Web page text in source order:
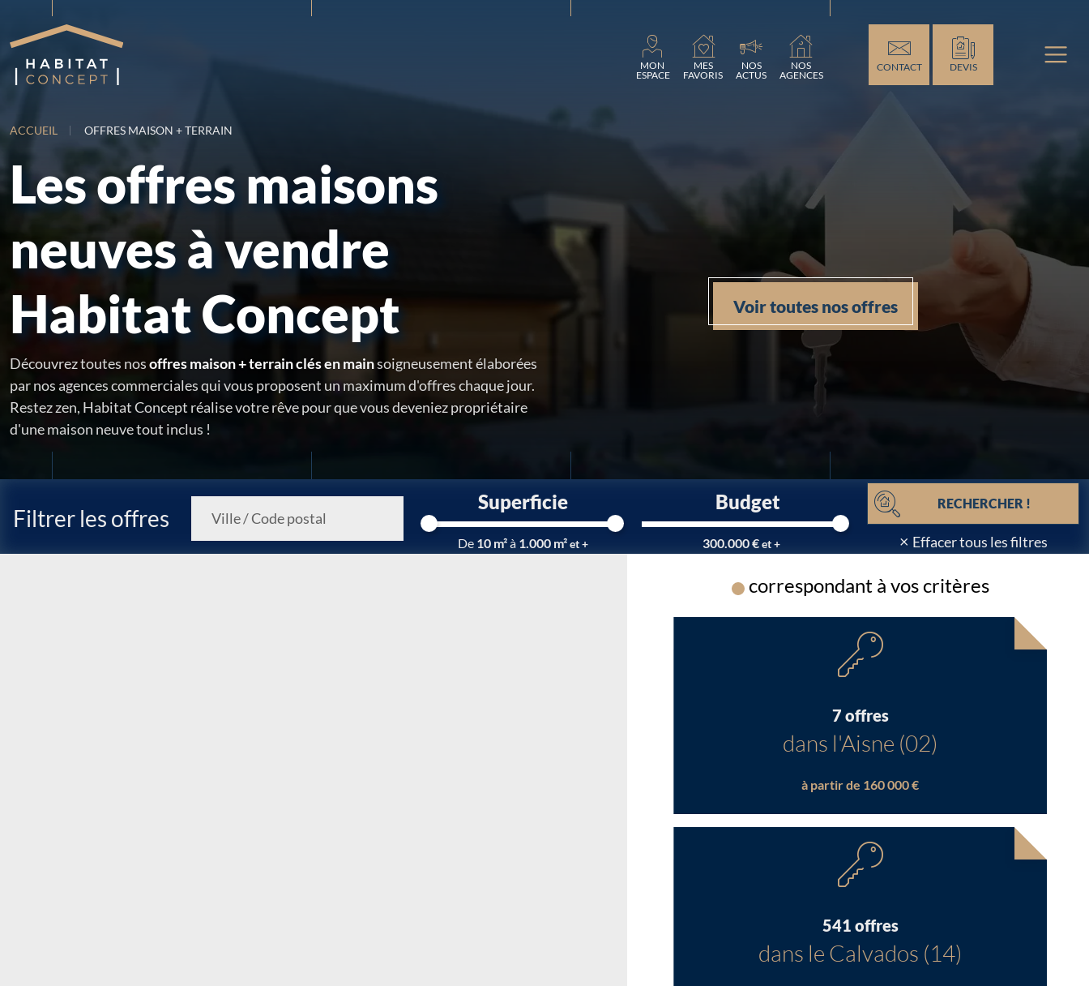
MON
ESPACE
Chargement...
MES
FAVORIS
NOS
ACTUS
NOS
AGENCES
CONTACT DEVIS
ACCUEIL OFFRES MAISON + TERRAIN
Les offres maisons
neuves à vendre
Habitat Concept
Découvrez toutes nosoffres maison + terrain clés en mainsoigneusement élaborées
par nos agences commerciales qui vous proposent un maximum d'offres chaque jour.
Restez zen, Habitat Concept réalise votre rêve pour que vous deveniez propriétaire
d'une maison neuve tout inclus !
Voir toutes nos offres
Filtrer les offres
Superficie
De 10 m²à 1.000 m²et +
Budget
300.000 €et +
RECHERCHER !
× Effacer tous les filtres
Chargement...
correspondant à vos critères
7 offres
dans l'Aisne (02)
à partir de 160 000 €
541 offres
dans le Calvados (14)